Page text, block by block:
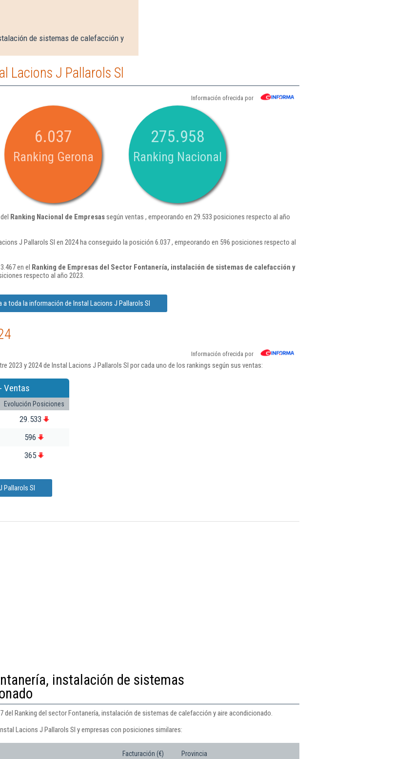
de sistemas de calefacción y
Lacions J Pallarols Sl
Información ofrecida por
6.037
Ranking Gerona
275.958
Ranking Nacional
Ranking Nacional de Empresassegún ventas , empeorando en 29.533 posiciones respecto al año
J Pallarols Sl en 2024 ha conseguido la posición 6.037 , empeorando en 596 posiciones respecto al
en el Ranking de Empresas del Sector Fontanería, instalación de sistemas de calefacción y
respecto al año 2023.
a toda la información de Instal Lacions J Pallarols Sl
Información ofrecida por
y 2024 de Instal Lacions J Pallarols Sl por cada uno de los rankings según sus ventas:
Ventas
Evolución Posiciones
29.533
596
365
Pallarols Sl
instalación de sistemas
Ranking del sector Fontanería, instalación de sistemas de calefacción y aire acondicionado.
Lacions J Pallarols Sl y empresas con posiciones similares:
Facturación (€) Provincia